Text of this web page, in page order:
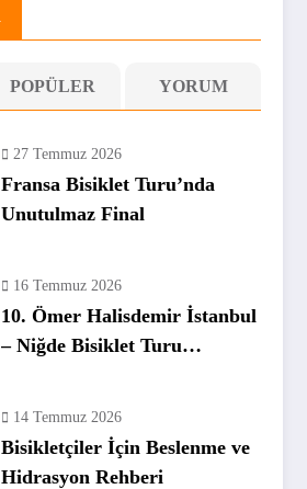
POPÜLER YORUM
27 Temmuz 2026
Fransa Bisiklet Turu’nda
Unutulmaz Final
16 Temmuz 2026
10. Ömer Halisdemir İstanbul
– Niğde Bisiklet Turu
14 Temmuz 2026
Bisikletçiler İçin Beslenme ve
Hidrasyon Rehberi